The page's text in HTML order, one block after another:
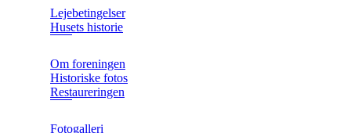
Lejebetingelser
Husets historie
Om foreningen
Historiske fotos
Restaureringen
Fotogalleri